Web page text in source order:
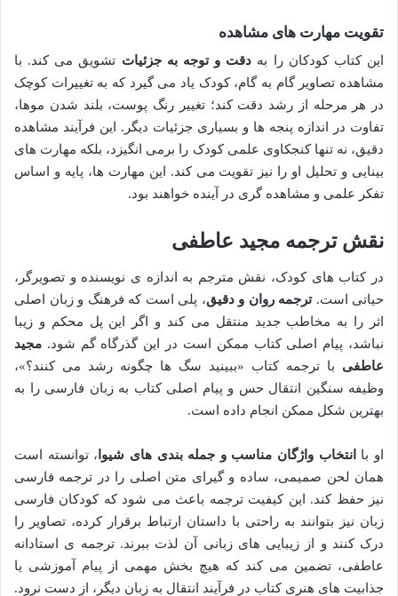
تقویت مهارت های مشاهده
این کتاب کودکان را به دقت و توجه به جزئیات تشویق می کند. با
مشاهده تصاویر گام به گام، کودک یاد می گیرد که به تغییرات کوچک
در هر مرحله از رشد دقت کند؛ تغییر رنگ پوست، بلند شدن موها،
تفاوت در اندازه پنجه ها و بسیاری جزئیات دیگر. این فرآیند مشاهده
دقیق، نه تنها کنجکاوی علمی کودک را برمی انگیزد، بلکه مهارت های
بینایی و تحلیل او را نیز تقویت می کند. این مهارت ها، پایه و اساس
تفکر علمی و مشاهده گری در آینده خواهند بود.
نقش ترجمه مجید عاطفی
در کتاب های کودک، نقش مترجم به اندازه ی نویسنده و تصویرگر،
حیاتی است.ترجمه روان و دقیق، پلی است که فرهنگ و زبان اصلی
اثر را به مخاطب جدید منتقل می کند و اگر این پل محکم و زیبا
نباشد، پیام اصلی کتاب ممکن است در این گذرگاه گم شود. مجید
عاطفی با ترجمه کتاب «ببینید سگ ها چگونه رشد می کنند؟»،
وظیفه سنگین انتقال حس و پیام اصلی کتاب به زبان فارسی را به
بهترین شکل ممکن انجام داده است.
او با انتخاب واژگان مناسب و جمله بندی های شیوا ، توانسته است
همان لحن صمیمی، ساده و گیرای متن اصلی را در ترجمه فارسی
نیز حفظ کند. این کیفیت ترجمه باعث می شود که کودکان فارسی
زبان نیز بتوانند به راحتی با داستان ارتباط برقرار کرده، تصاویر را
درک کنند و از زیبایی های زبانی آن لذت ببرند. ترجمه ی استادانه
عاطفی، تضمین می کند که هیچ بخش مهمی از پیام آموزشی یا
جذابیت های هنری کتاب در فرآیند انتقال به زبان دیگر، از دست نرود.